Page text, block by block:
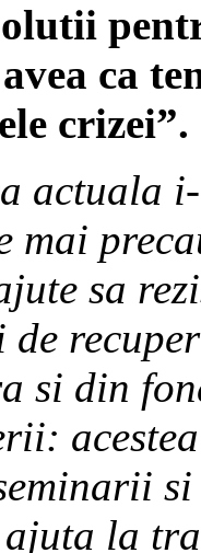
ca
crizei”.
actuala
sa
si din
la